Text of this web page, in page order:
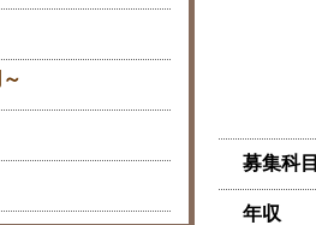
募集科目
年収